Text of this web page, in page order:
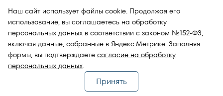
Магазин матрасов "DRёMA" Поддержка и продвижение сайта
Карта сайта Политика конфиденциальности
Наш сайт использует файлы cookie. Продолжая его
использование, вы соглашаетесь на обработку
персональных данных в соответствии с законом №152-ФЗ,
включая данные, собранные в Яндекс.Метрике. Заполняя
формы, вы подтверждаетесогласие на обработку
персональных данных.
Принять